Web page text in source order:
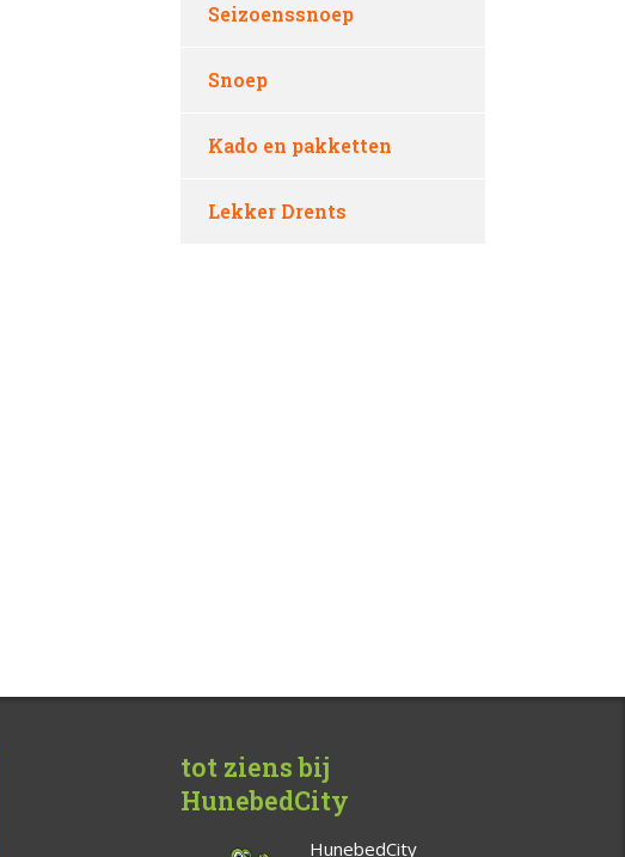
Seizoenssnoep
Snoep
Kado en pakketten
Lekker Drents
tot ziens bij
HunebedCity
HunebedCity